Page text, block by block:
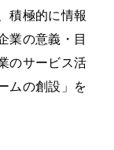
積極的に情報
業の意義・目
のサービス活
ムの創設」を